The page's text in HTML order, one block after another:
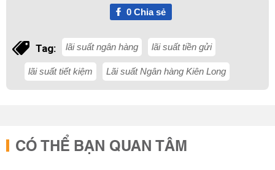
0Chia sẻ
Tag: lãi suất ngân hàng lãi suất tiền gửi
lãi suất tiết kiệm Lãi suất Ngân hàng Kiên Long
CÓ THỂ BẠN QUAN TÂM